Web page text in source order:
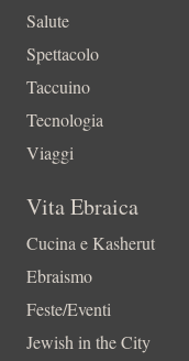
Salute
Spettacolo
Taccuino
Tecnologia
Viaggi
Vita Ebraica
Cucina e Kasherut
Ebraismo
Feste/Eventi
Jewish in the City